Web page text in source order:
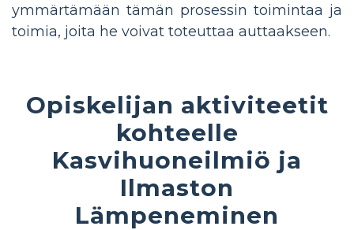
ymmärtämään tämän prosessin toimintaa ja
toimia, joita he voivat toteuttaa auttaakseen.
Opiskelijan aktiviteetit
kohteelle
Kasvihuoneilmiö ja
Ilmaston
Lämpeneminen